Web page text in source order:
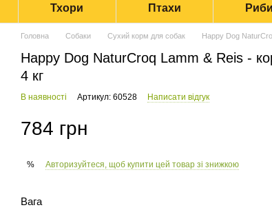
Тхори Птахи Риби
Головна Собаки Сухий корм для собак Happy Dog
Happy Dog NaturCroq Lamm & Reis -
4 кг
В наявності Артикул: 60528 Написати відгук
784 грн
% Авторизуйтеся, щоб купити цей товар зі знижкою
Вага